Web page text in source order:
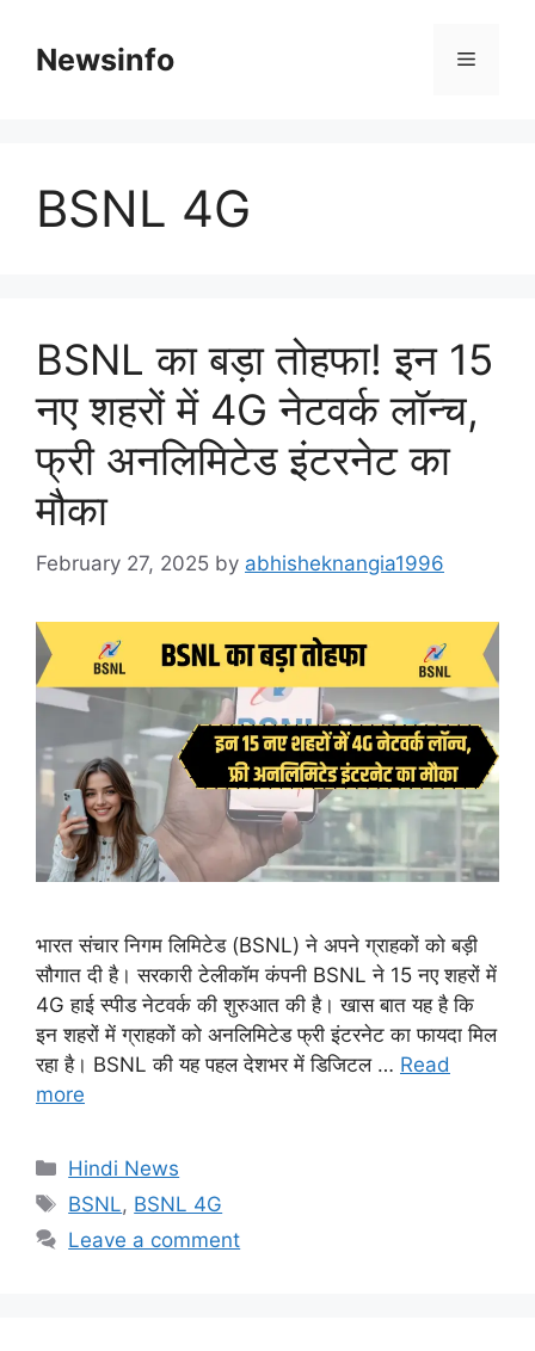
contentNewsinfo Menu
BSNL 4G
BSNL का बड़ा तोहफा! इन 15
नए शहरों में 4G नेटवर्क लॉन्च,
फ्री अनलिमिटेड इंटरनेट का
मौका
February 27, 2025 by abhisheknangia1996
भारत संचार निगम लिमिटेड (BSNL) ने अपने ग्राहकों को बड़ी
सौगात दी है। सरकारी टेलीकॉम कंपनी BSNL ने 15 नए शहरों में
4G हाई स्पीड नेटवर्क की शुरुआत की है। खास बात यह है कि
इन शहरों में ग्राहकों को अनलिमिटेड फ्री इंटरनेट का फायदा मिल
रहा है। BSNL की यह पहल देशभर में डिजिटल … Read
more
Categories
Hindi News
Tags
BSNL, BSNL 4G
Leave a comment